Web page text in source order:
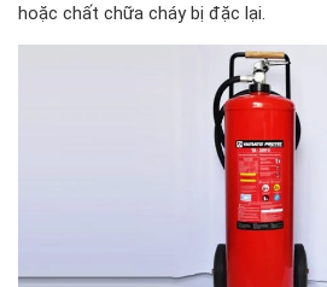
hoặc chất chữa cháy bị đặc lại.